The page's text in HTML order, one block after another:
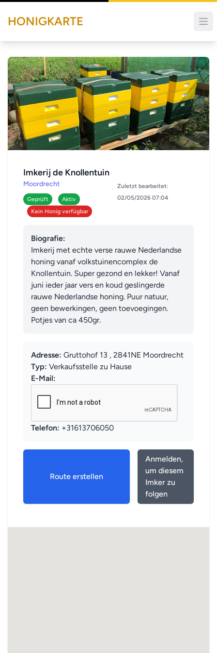
HONIGKARTE
Imkerij de Knollentuin
Moordrecht
Geprüft
Aktiv
Kein Honig verfügbar
Zuletzt bearbeitet:
02/05/2026 07:04
Biografie:
Imkerij met echte verse rauwe Nederlandse
honing vanaf volkstuinencomplex de
Knollentuin. Super gezond en lekker! Vanaf
juni ieder jaar vers en koud geslingerde
rauwe Nederlandse honing. Puur natuur,
geen bewerkingen, geen toevoegingen.
Potjes van ca 450gr.
Adresse: Gruttohof 13 , 2841NE Moordrecht
Typ: Verkaufsstelle zu Hause
E-Mail:
Telefon: +31613706050
Route erstellen
Anmelden,
um diesem
Imker zu
folgen